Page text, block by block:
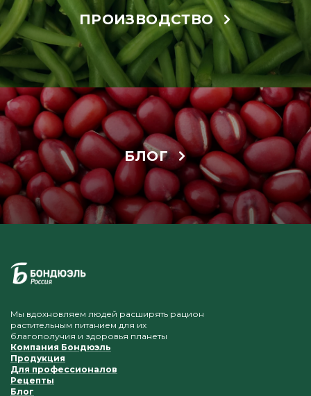
ПРОИЗВОДСТВО
БЛОГ
Мы вдохновляем людей расширять рацион
растительным питанием для их
благополучия и здоровья планеты
Компания Бондюэль
Продукция
Для профессионалов
Рецепты
Блог